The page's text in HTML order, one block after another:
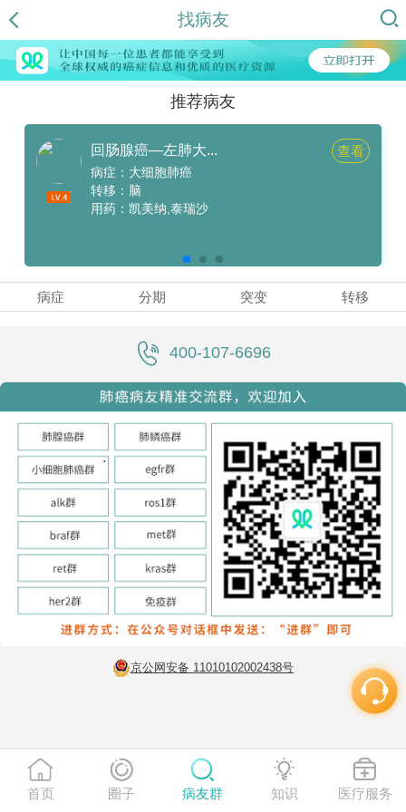
找病友
推荐病友
回肠腺癌—左肺大... 查看
病症：大细胞肺癌
转移：脑
用药：凯美纳,泰瑞沙
病症 分期 突变 转移
400-107-6696
京公网安备 11010102002438号
首页 圈子 病友群 知识 医疗服务